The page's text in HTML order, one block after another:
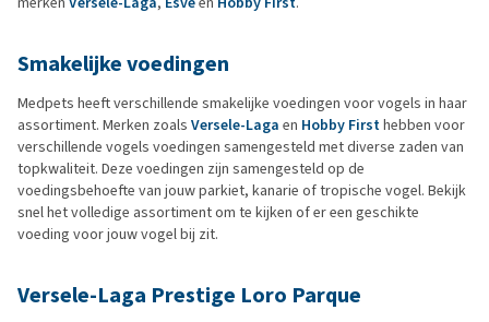
Smakelijke voedingen
Medpets heeft verschillende smakelijke voedingen voor vogels in haar
assortiment. Merken zoals Versele-Laga en Hobby Firsthebben voor
verschillende vogels voedingen samengesteld met diverse zaden van
topkwaliteit. Deze voedingen zijn samengesteld op de
voedingsbehoefte van jouw parkiet, kanarie of tropische vogel. Bekijk
snel het volledige assortiment om te kijken of er een geschikte
voeding voor jouw vogel bij zit.
Versele-Laga Prestige Loro Parque